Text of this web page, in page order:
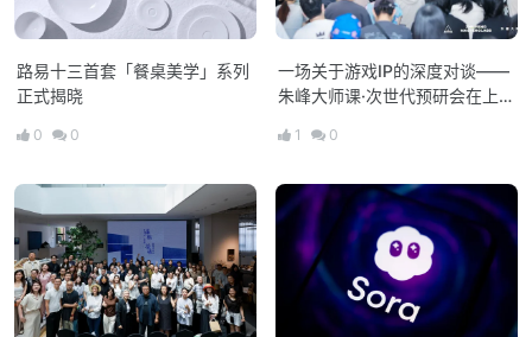
路易十三首套「餐桌美学」系列
正式揭晓
0 0
一场关于游戏IP的深度对谈——
朱峰大师课·次世代预研会在上海
1 0